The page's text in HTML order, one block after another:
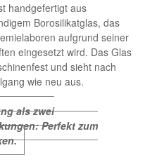
handgefertigt aus
Borosilikatglas, das
aufgrund seiner
eingesetzt wird. Das Glas
und sieht nach
wie neu aus.
als zwei
Perfekt zum